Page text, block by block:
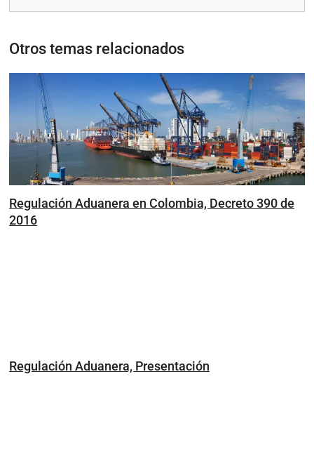
Otros temas relacionados
Regulación Aduanera en Colombia, Decreto 390 de
2016
Regulación Aduanera, Presentación